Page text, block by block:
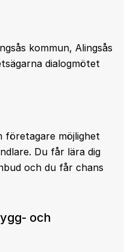
kommun, Alingsås
dialogmötet
företagare möjlighet
Du får lära dig
och du får chans
och